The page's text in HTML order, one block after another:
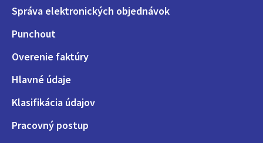
Správa elektronických objednávok
Punchout
Overenie faktúry
Hlavné údaje
Klasifikácia údajov
Pracovný postup